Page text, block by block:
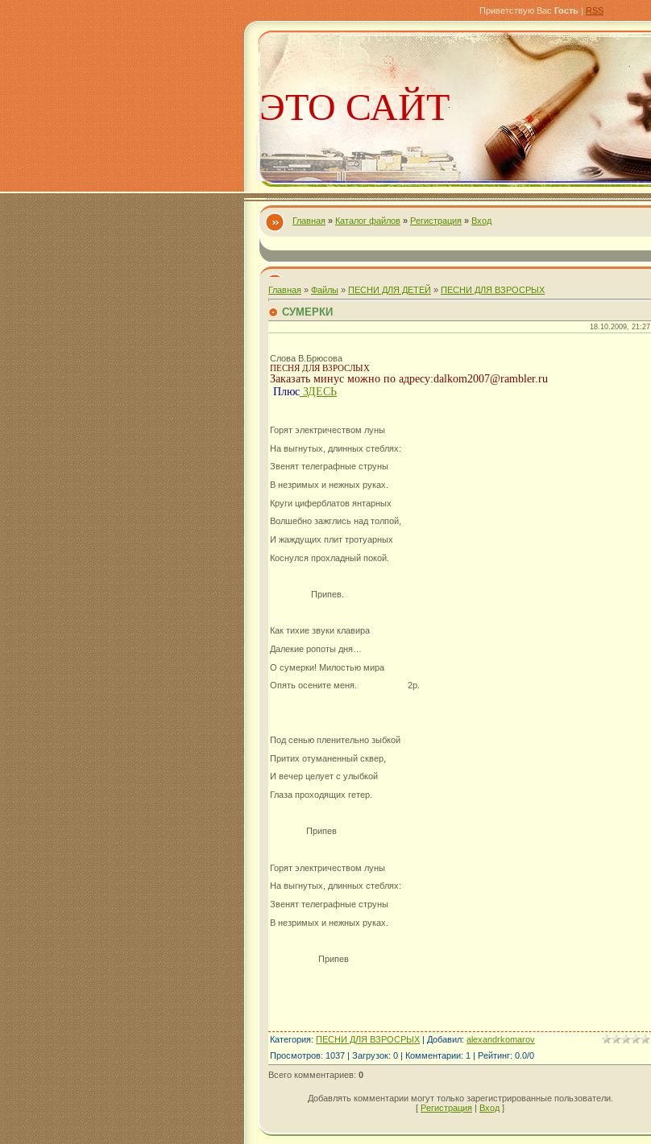
Приветствую Вас Гость | RSS
ЭТО САЙТ
Александра
Комарова
Главная » Каталог файлов » Регистрация » Вход
Главная » Файлы » ПЕСНИ ДЛЯ ДЕТЕЙ » ПЕСНИ ДЛЯ ВЗРОСРЫХ
СУМЕРКИ
18.10.2009, 21:27
Слова В.Брюсова
ПЕСНЯ ДЛЯ ВЗРОСЛЫХ
Заказать минус можно по адресу:dalkom2007@rambler.ru
Плюс ЗДЕСЬ
Горят электричеством луны
На выгнутых, длинных стеблях:
Звенят телеграфные струны
В незримых и нежных руках.
Круги циферблатов янтарных
Волшебно зажглись над толпой,
И жаждущих плит тротуарных
Коснулся прохладный покой.
Припев.
Как тихие звуки клавира
Далекие ропоты дня…
О сумерки! Милостью мира
Опять осените меня. 2р.
Под сенью пленительно зыбкой
Притих отуманенный сквер,
И вечер целует с улыбкой
Глаза проходящих гетер.
Припев
Горят электричеством луны
На выгнутых, длинных стеблях:
Звенят телеграфные струны
В незримых и нежных руках.
Припев
Категория: ПЕСНИ ДЛЯ ВЗРОСРЫХ | Добавил: alexandrkomarov
Просмотров: 1037 | Загрузок: 0 | Комментарии: 1 | Рейтинг: 0.0/0
Всего комментариев: 0
Добавлять комментарии могут только зарегистрированные пользователи.
[ Регистрация | Вход ]